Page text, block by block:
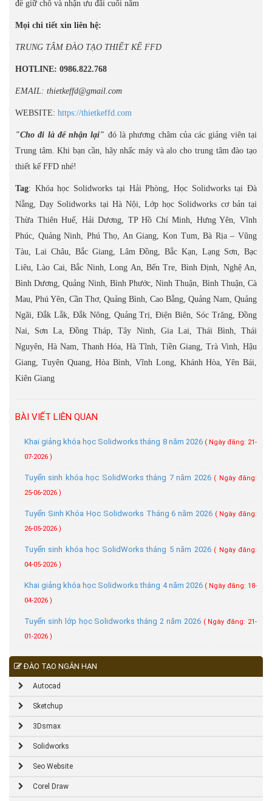
để giữ chỗ và nhận ưu đãi cuối năm
Mọi chi tiết xin liên hệ:
TRUNG TÂM ĐÀO TẠO THIẾT KẾ FFD
HOTLINE: 0986.822.768
EMAIL: thietkeffd@gmail.com
WEBSITE: https://thietkeffd.com
"Cho đi là để nhận lại" đó là phương châm của các giảng viên tại
Trung tâm. Khi bạn cần, hãy nhấc máy và alo cho trung tâm đào tạo
thiết kế FFD nhé!
Tag: Khóa học Solidworks tại Hải Phòng, Học Solidworks tại Đà
Nẵng, Dạy Solidworks tại Hà Nội, Lớp học Solidworks cơ bản tại
Thừa Thiên Huế, Hải Dương, TP Hồ Chí Minh, Hưng Yên, Vĩnh
Phúc, Quảng Ninh, Phú Thọ, An Giang, Kon Tum, Bà Rịa – Vũng
Tàu, Lai Châu, Bắc Giang, Lâm Đồng, Bắc Kạn, Lạng Sơn, Bạc
Liêu, Lào Cai, Bắc Ninh, Long An, Bến Tre, Bình Định, Nghệ An,
Bình Dương, Quảng Ninh, Bình Phước, Ninh Thuận, Bình Thuận, Cà
Mau, Phú Yên, Cần Thơ, Quảng Bình, Cao Bằng, Quảng Nam, Quảng
Ngãi, Đắk Lắk, Đắk Nông, Quảng Trị, Điện Biên, Sóc Trăng, Đồng
Nai, Sơn La, Đồng Tháp, Tây Ninh, Gia Lai, Thái Bình, Thái
Nguyên, Hà Nam, Thanh Hóa, Hà Tĩnh, Tiền Giang, Trà Vinh, Hậu
Giang, Tuyên Quang, Hòa Bình, Vĩnh Long, Khánh Hòa, Yên Bái,
Kiên Giang
BÀI VIẾT LIÊN QUAN
Khai giảng khóa học Solidworks tháng 8 năm 2026 ( Ngày đăng: 21-
07-2026 )
Tuyển sinh khóa học SolidWorks tháng 7 năm 2026 ( Ngày đăng:
25-06-2026 )
Tuyển Sinh Khóa Học Solidworks Tháng 6 năm 2026 ( Ngày đăng:
26-05-2026 )
Tuyển sinh khóa học SolidWorks tháng 5 năm 2026 ( Ngày đăng:
04-05-2026 )
Khai giảng khóa học Solidworks tháng 4 năm 2026 ( Ngày đăng: 18-
04-2026 )
Tuyển sinh lớp học Solidworks tháng 2 năm 2026 ( Ngày đăng: 21-
01-2026 )
ĐÀO TẠO NGẮN HẠN
Autocad
Sketchup
3Dsmax
Solidworks
Seo Website
Corel Draw